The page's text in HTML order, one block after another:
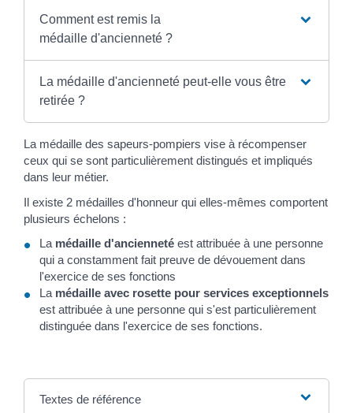
Comment est remis la
médaille d'ancienneté ?
La médaille d'ancienneté peut-elle vous être
retirée ?
La médaille des sapeurs-pompiers vise à récompenser
ceux qui se sont particulièrement distingués et impliqués
dans leur métier.
Il existe 2 médailles d'honneur qui elles-mêmes comportent
plusieurs échelons :
La médaille d'ancienneté est attribuée à une personne
qui a constamment fait preuve de dévouement dans
l'exercice de ses fonctions
La médaille avec rosette pour services exceptionnels
est attribuée à une personne qui s'est particulièrement
distinguée dans l'exercice de ses fonctions.
Textes de référence